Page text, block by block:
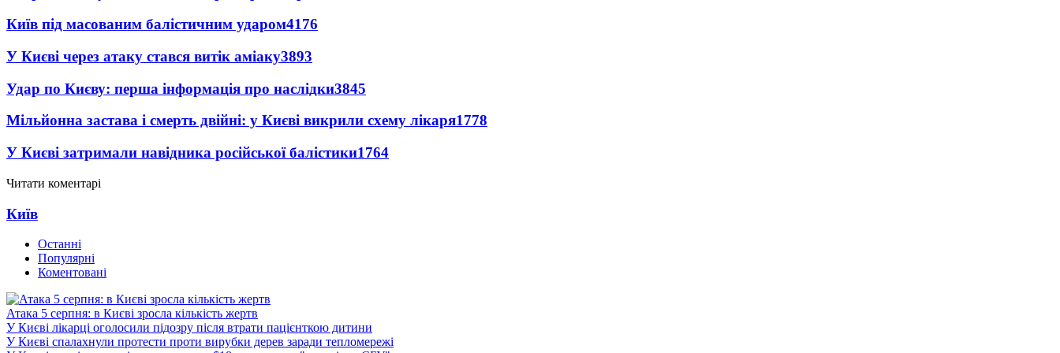
Київ під масованим балістичним ударом4176
У Києві через атаку стався витік аміаку3893
Удар по Києву: перша інформація про наслідки3845
Мільйонна застава і смерть двійні: у Києві викрили схему лікаря1778
У Києві затримали навідника російської балістики1764
Читати коментарі
Київ
Останні
Популярні
Коментовані
Атака 5 серпня: в Києві зросла кількість жертв
У Києві лікарці оголосили підозру після втрати пацієнткою дитини
У Києві спалахнули протести проти вирубки дерев заради тепломережі